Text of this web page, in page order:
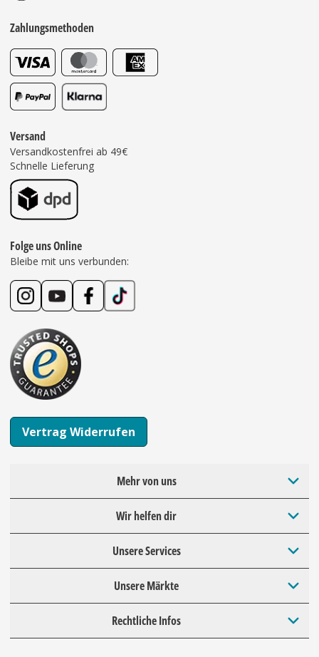
Zahlungsmethoden
Versand
Versandkostenfrei ab 49€
Schnelle Lieferung
Folge uns Online
Bleibe mit uns verbunden:
Vertrag Widerrufen
Mehr von uns
Wir helfen dir
Unsere Services
Unsere Märkte
Rechtliche Infos